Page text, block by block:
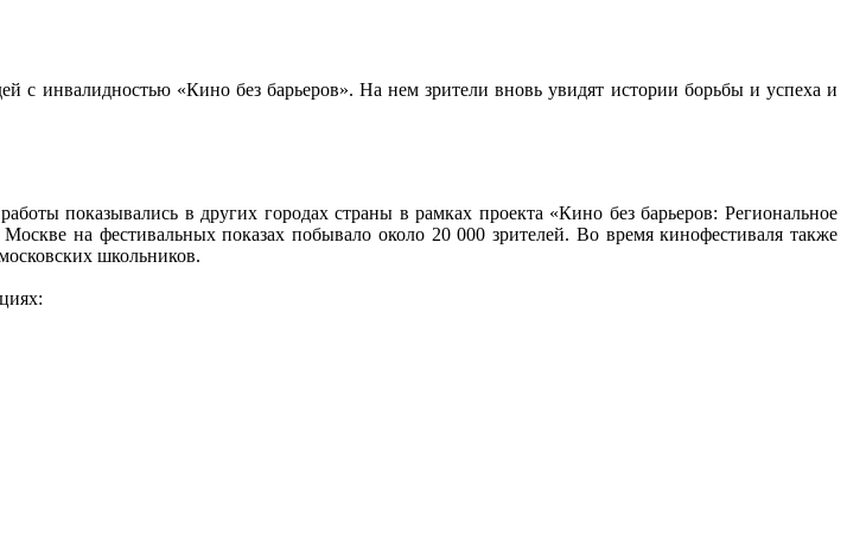
инвалидностью «Кино без барьеров». На нем зрители вновь увидят истории борьбы и успеха и
показывались в других городах страны в рамках проекта «Кино без барьеров: Региональное
на фестивальных показах побывало около 20 000 зрителей. Во время кинофестиваля также
школьников.